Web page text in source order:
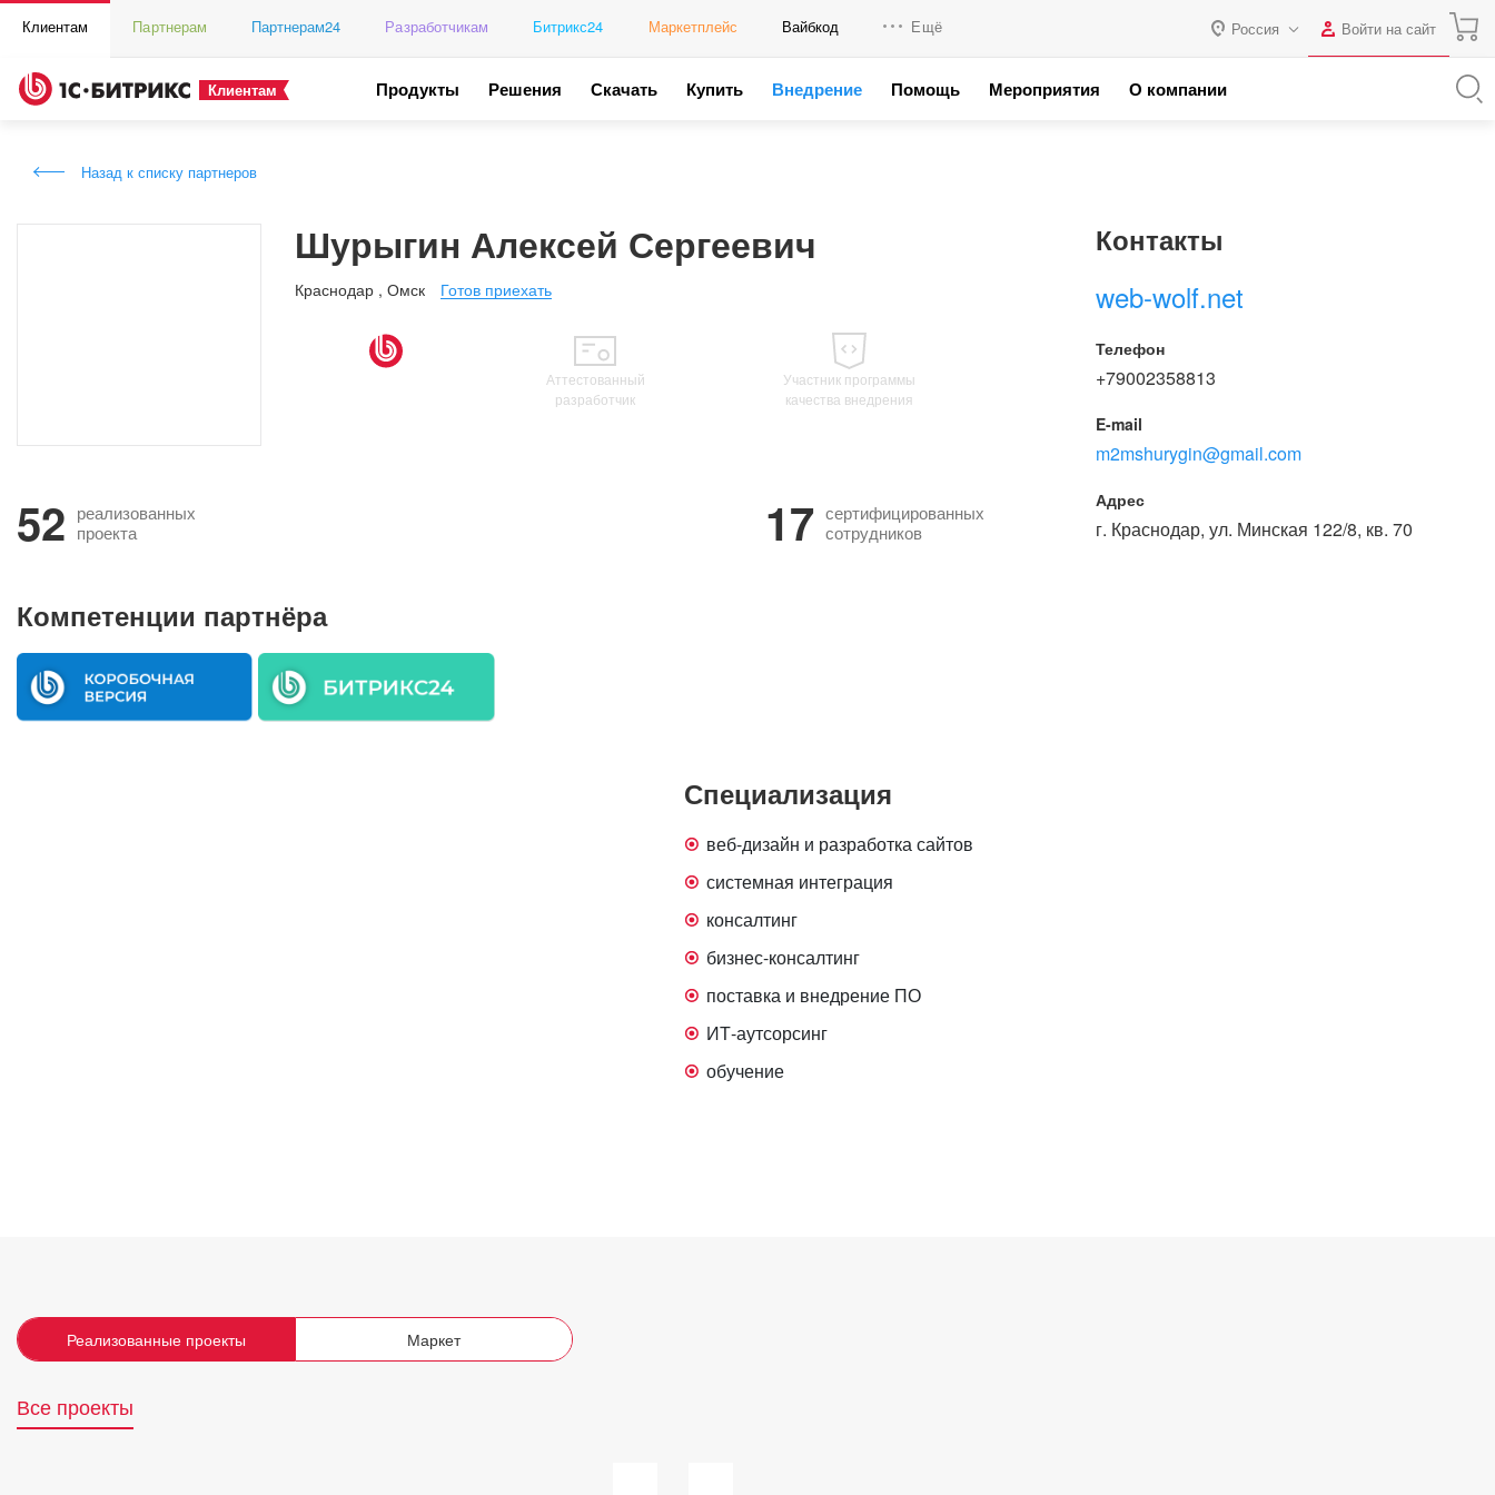
Клиентам Партнерам Партнерам24 Разработчикам Битрикс24 Маркетплейс Вайбкод Ещё
Интеграция с 1С
Россия Войти на сайт
Авторизация
Клиентам Продукты Решения Скачать Купить Внедрение Помощь Мероприятия О компании
Назад к списку партнеров
Шурыгин Алексей Сергеевич
Краснодар , Омск Готов приехать
Аттестованный
разработчик
Участник программы
качества внедрения
52 реализованных
проекта
17 сертифицированных
сотрудников
Компетенции партнёра
Специализация
веб-дизайн и разработка сайтов
системная интеграция
консалтинг
бизнес-консалтинг
поставка и внедрение ПО
ИТ-аутсорсинг
обучение
Контакты
web-wolf.net
Телефон
+79002358813
E-mail
m2mshurygin@gmail.com
Адрес
г. Краснодар, ул. Минская 122/8, кв. 70
Реализованные проекты Маркет
Все проекты